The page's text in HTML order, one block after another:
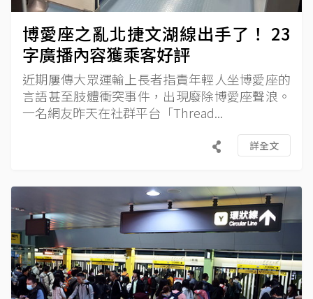
博愛座之亂北捷文湖線出手了！ 23
字廣播內容獲乘客好評
近期屢傳大眾運輸上長者指責年輕人坐博愛座的
言語甚至肢體衝突事件，出現廢除博愛座聲浪。
一名網友昨天在社群平台「Thread...
詳全文